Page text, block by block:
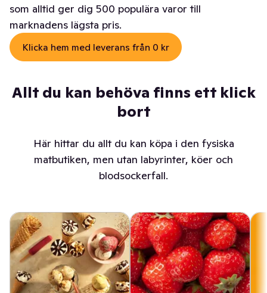
som alltid ger dig 500 populära varor till
marknadens lägsta pris.
Klicka hem med leverans från 0 kr
Allt du kan behöva finns ett klick
bort
Här hittar du allt du kan köpa i den fysiska
matbutiken, men utan labyrinter, köer och
blodsockerfall.